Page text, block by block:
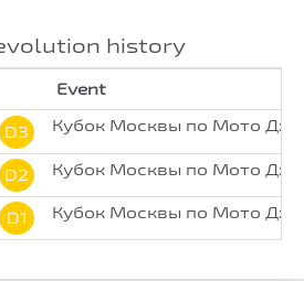
history
Event
D3 Кубок Москвы по Мото
D2 Кубок Москвы по Мото
D1 Кубок Москвы по Мото